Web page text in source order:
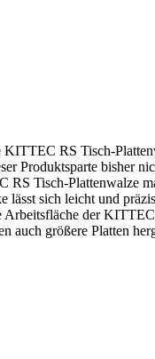
RS Tisch-
Produktsparte bisher
Tisch-Plattenwalze
sich leicht und
der
auch größere Platten